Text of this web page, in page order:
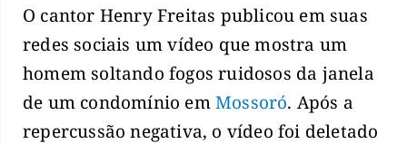
O cantor Henry Freitas publicou em suas
redes sociais um vídeo que mostra um
homem soltando fogos ruidosos da janela
de um condomínio emMossoró. Após a
repercussão negativa, o vídeo foi deletado